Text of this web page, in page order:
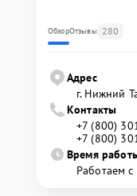
ОбзорОтзывы 280
Адрес
г. Нижний
Контакты
+7 (800)
+7 (800)
Время
Работаем